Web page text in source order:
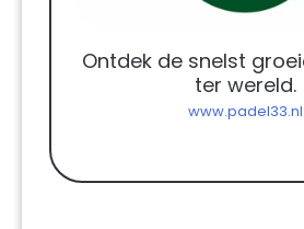
Ontdek de snelst
ter wereld.
www.padel33.nl